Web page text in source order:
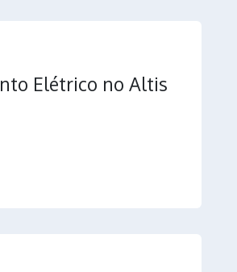
Elétrico no Altis